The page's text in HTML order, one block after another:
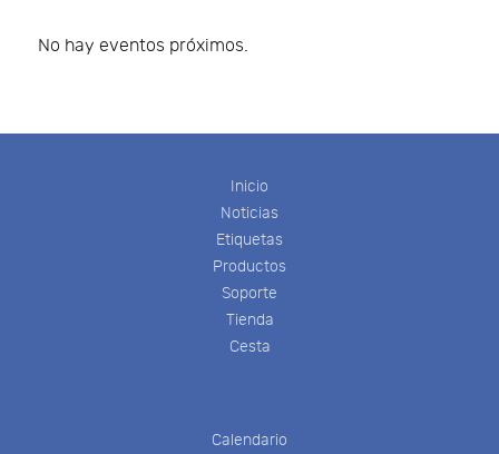
No hay eventos próximos.
Inicio
Noticias
Etiquetas
Productos
Soporte
Tienda
Cesta
Calendario